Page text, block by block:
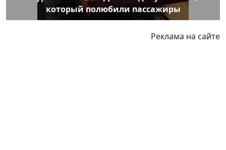
который полюбили пассажиры
Реклама на сайте